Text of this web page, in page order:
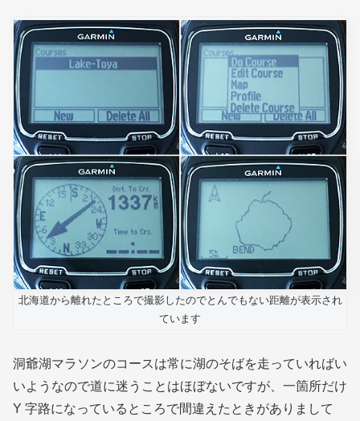
北海道から離れたところで撮影したのでとんでもない距離が表示され
ています
洞爺湖マラソンのコースは常に湖のそばを走っていればい
いようなので道に迷うことはほぼないですが、一箇所だけ
Y 字路になっているところで間違えたときがありまして